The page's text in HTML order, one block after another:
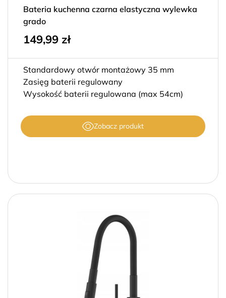
Bateria kuchenna czarna elastyczna wylewka
grado
149,99 zł
Standardowy otwór montażowy 35 mm
Zasięg baterii regulowany
Wysokość baterii regulowana (max 54cm)
Zobacz produkt